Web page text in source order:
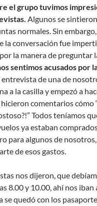
el grupo tuvimos
Algunos se
normales. Sin
la conversación fue
la manera de preguntar
sentimos acusados por
de una de
a la casilla y empezó a
comentarios cómo
Todos teníamos
ya estaban
para algunos de
de esos gastos.
nos dijeron, que
8.00 y 10.00, ahí nos iban
se quedó con los